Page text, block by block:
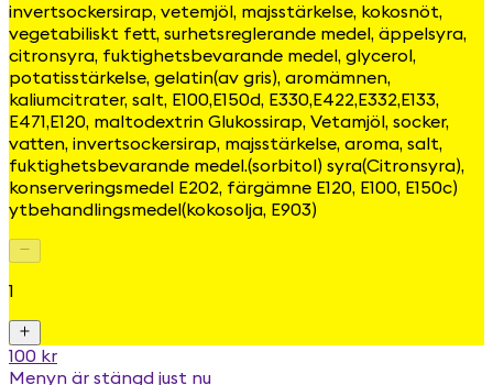
invertsockersirap, vetemjöl, majsstärkelse, kokosnöt,
vegetabiliskt fett, surhetsreglerande medel, äppelsyra,
citronsyra, fuktighetsbevarande medel, glycerol,
potatisstärkelse, gelatin(av gris), aromämnen,
kaliumcitrater, salt, E100,E150d, E330,E422,E332,E133,
E471,E120, maltodextrin Glukossirap, Vetamjöl, socker,
vatten, invertsockersirap, majsstärkelse, aroma, salt,
fuktighetsbevarande medel.(sorbitol) syra(Citronsyra),
konserveringsmedel E202, färgämne E120, E100, E150c)
ytbehandlingsmedel(kokosolja, E903)
1
100 kr
Menyn är stängd just nu